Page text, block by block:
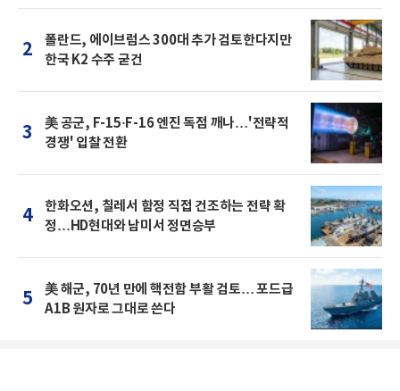
2
폴란드, 에이브럼스 300대 추가 검토한다지만
한국 K2 수주 굳건
3
美 공군, F-15·F-16 엔진 독점 깨나…'전략적
경쟁' 입찰 전환
4
한화오션, 칠레서 함정 직접 건조하는 전략 확
정…HD현대와 남미서 정면승부
5
美 해군, 70년 만에 핵전함 부활 검토… 포드급
A1B 원자로 그대로 쓴다